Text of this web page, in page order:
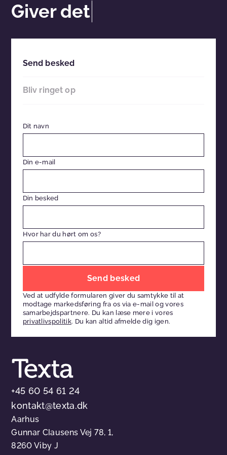
Giver det
Send besked
Bliv ringet op
Dit navn
Din e-mail
Din besked
Hvor har du hørt om os?
dette
felt
tomt
Ved at udfylde formularen giver du samtykke til at
modtage markedsføring fra os via e-mail og vores
samarbejdspartnere. Du kan læse mere i vores
privatlivspolitik. Du kan altid afmelde dig igen.
+45 60 54 61 24
kontakt@texta.dk
Aarhus
Gunnar Clausens Vej 78, 1,
8260 Viby J